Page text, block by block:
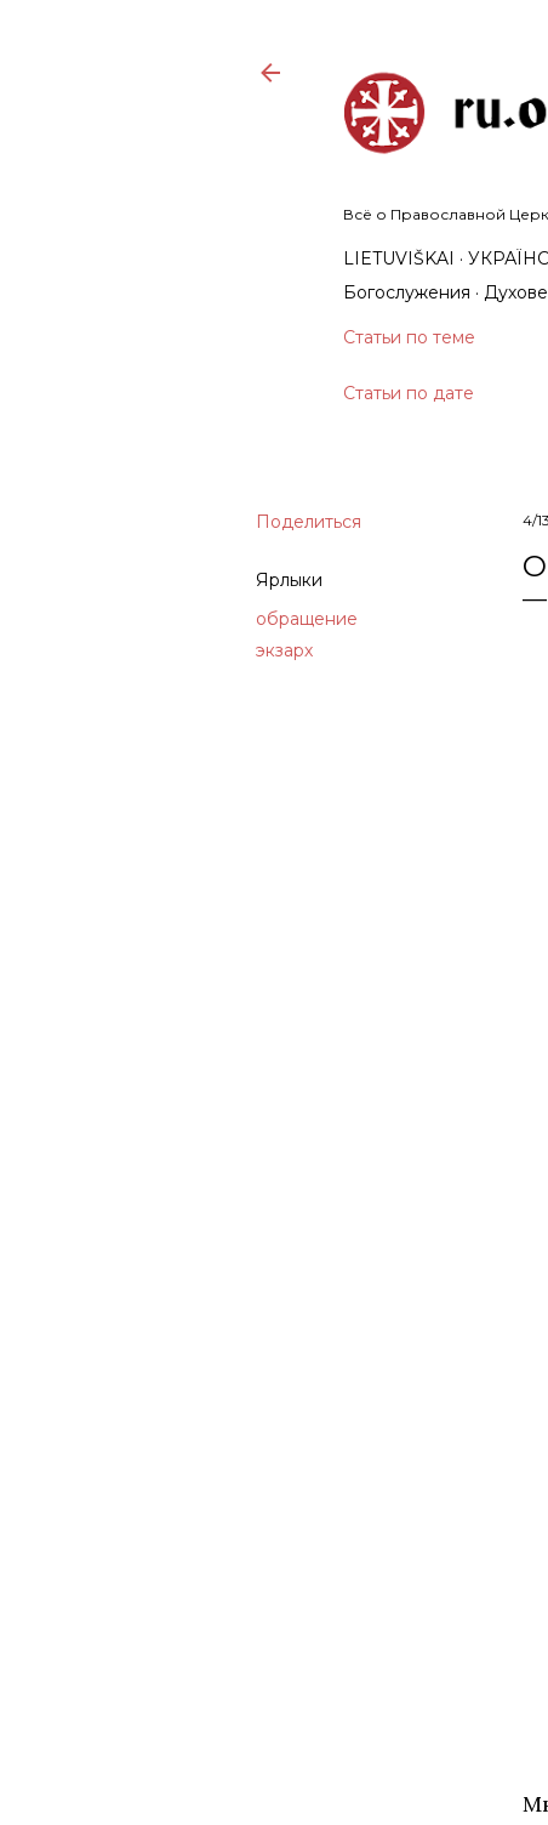
Всё о Православной
LIETUVIŠKAI
Богослужения
Статьи по теме
Статьи по дате
Поделиться
Ярлыки
обращение
экзарх
4/